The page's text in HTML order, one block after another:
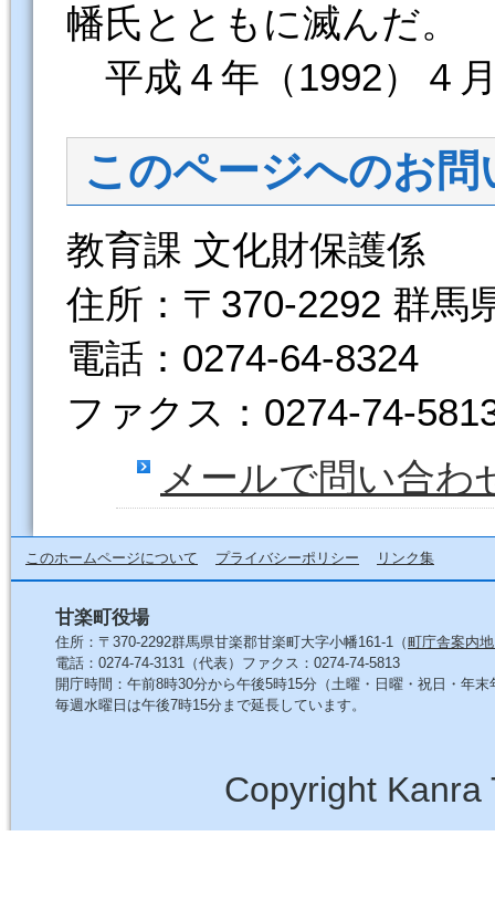
幡氏とともに滅んだ。
平成４年（1992）４
このページへのお問
教育課 文化財保護係
住所：〒370-2292 群馬
電話：0274-64-8324
ファクス：0274-74-
メールで問い合わ
このホームページについて プライバシーポリシー リンク集
甘楽町役場
住所：〒370-2292群馬県甘楽郡甘楽町大字小幡161-1（町庁舎案内
電話：0274-74-3131（代表）ファクス：0274-74-5813
開庁時間：午前8時30分から午後5時15分（土曜・日曜・祝日・年末
毎週水曜日は午後7時15分まで延長しています。
Copyright Kanra